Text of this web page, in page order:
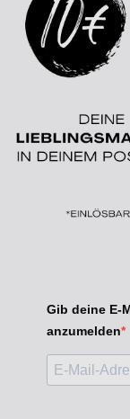
Gib deine E-
anzumelden